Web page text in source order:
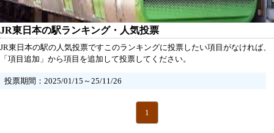
JR東日本の駅ランキング・人気投票
JR東日本の駅の人気投票ですこのランキングに投票したい項目がなければ、
「項目追加」から項目を追加して投票してください。
投票期間：2025/01/15～25/11/26
1